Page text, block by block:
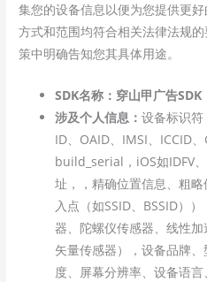
集您的设备信息以便为您提供更
方式和范围均符合相关法律法规
策中明确告知您其具体用途。
SDK名称：穿山甲广告SDK
涉及个人信息：设备标识
ID、OAID、IMSI、ICCID
build_serial，iOS如IDFV
址，，精确位置信息、粗
入点（如SSID、BSSID）
器、陀螺仪传感器、线性
矢量传感器），设备品牌
度、屏幕分辨率、设备语